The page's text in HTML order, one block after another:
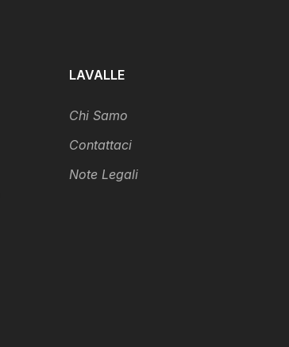
LAVALLE
Chi Samo
Contattaci
Note Legali